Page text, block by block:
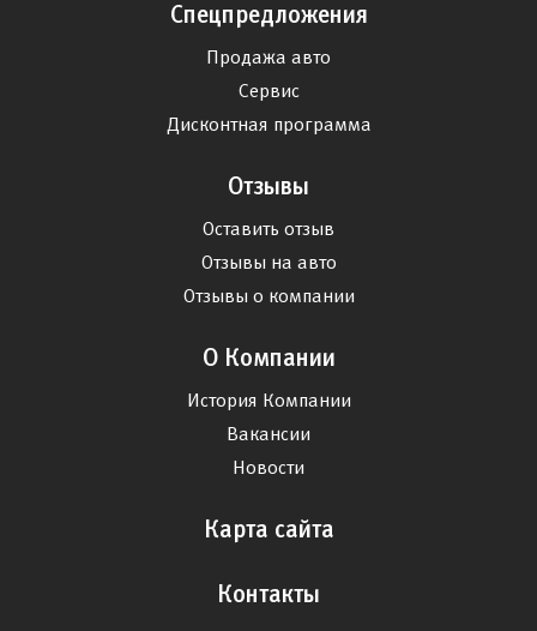
Спецпредложения
Продажа авто
Сервис
Дисконтная программа
Отзывы
Оставить отзыв
Отзывы на авто
Отзывы о компании
О Компании
История Компании
Вакансии
Новости
Карта сайта
Контакты